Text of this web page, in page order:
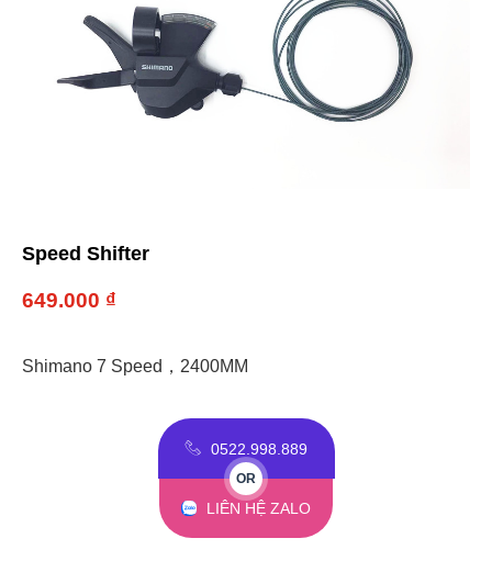
Speed Shifter
649.000 ₫
Shimano 7 Speed，2400MM
0522.998.889
OR
LIÊN HỆ ZALO